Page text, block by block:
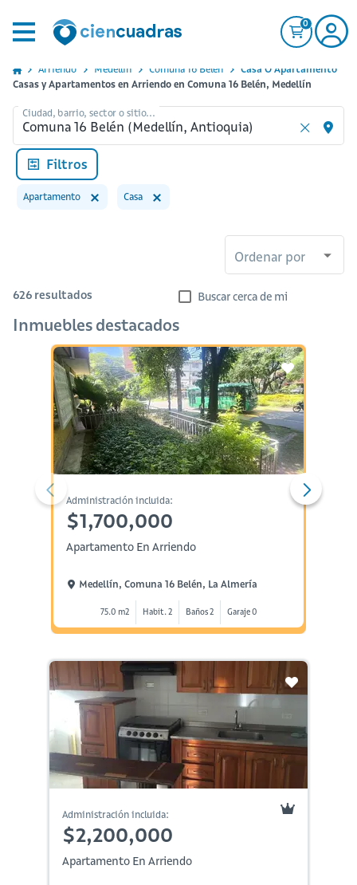
0
Arriendo Medellin Comuna 16 Belen
Casa O Apartamento
Casas y Apartamentos en Arriendo en Comuna 16 Belén, Medellín
Ciudad, barrio, sector o sitio...
Filtros
Apartamento Casa
Ordenar por
626 resultados Buscar cerca de mi
Inmuebles destacados
Administración incluida:
$1,700,000
Apartamento En Arriendo
Medellín, Comuna 16 Belén, La Almería
75.0 m2 Habit. 2 Baños 2 Garaje 0
Administración incluida:
$2,200,000
Apartamento En Arriendo